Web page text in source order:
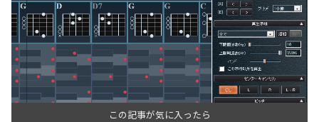
この記事が気に入ったら